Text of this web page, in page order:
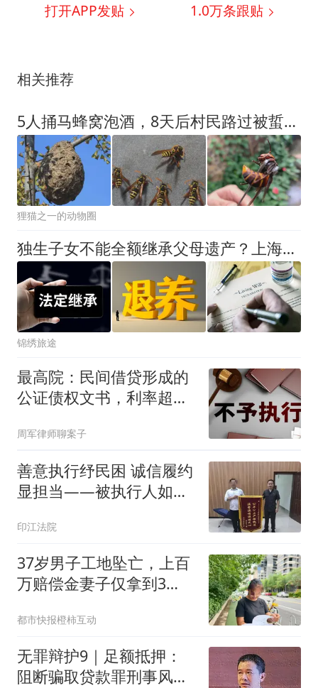
打开APP发贴 1.0万条跟贴
相关推荐
5人捅马蜂窝泡酒，8天后村民路过被蜇死，法院：捅蜂窝者担责30%！
狸猫之一的动物圈
独生子女不能全额继承父母遗产？上海案例：800万房产只拿到1/3
锦绣旅途
最高院：民间借贷形成的
公证债权文书，利率超上
周军律师聊案子
善意执行纾民困 诚信履约
显担当——被执行人如约
印江法院
37岁男子工地坠亡，上百
万赔偿金妻子仅拿到3
儿还了外债”，亲属称“钱
可能被烧了”，女方已报
警，法院介入核查
都市快报橙柿互动
无罪辩护9｜足额抵押：
阻断骗取贷款罪刑事风险